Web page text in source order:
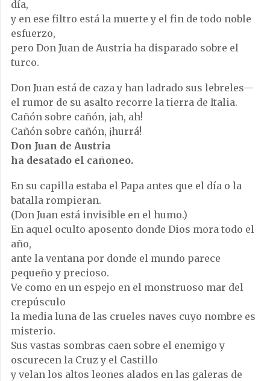
día,
y en ese filtro está la muerte y el fin de todo noble
esfuerzo,
pero Don Juan de Austria ha disparado sobre el
turco.
Don Juan está de caza y han ladrado sus lebreles—
el rumor de su asalto recorre la tierra de Italia.
Cañón sobre cañón, ¡ah, ah!
Cañón sobre cañón, ¡hurrá!
Don Juan de Austria
ha desatado el cañoneo.
En su capilla estaba el Papa antes que el día o la
batalla rompieran.
(Don Juan está invisible en el humo.)
En aquel oculto aposento donde Dios mora todo el
año,
ante la ventana por donde el mundo parece
pequeño y precioso.
Ve como en un espejo en el monstruoso mar del
crepúsculo
la media luna de las crueles naves cuyo nombre es
misterio.
Sus vastas sombras caen sobre el enemigo y
oscurecen la Cruz y el Castillo
y velan los altos leones alados en las galeras de